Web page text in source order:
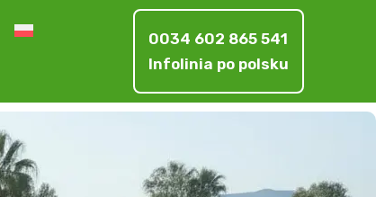
0034 602 865 541
Infolinia po polsku